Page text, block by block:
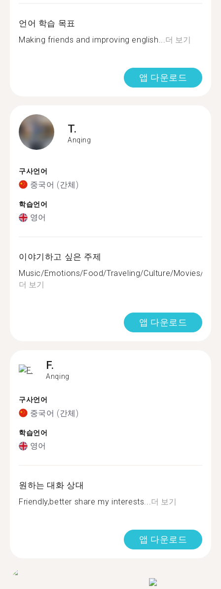
언어 학습 목표
Making friends and improving english...더 보기
앱 다운로드
T.
Anqing
구사언어
중국어 (간체)
학습언어
영어
이야기하고 싶은 주제
Music/Emotions/Food/Traveling/Culture/Movies/
더 보기
앱 다운로드
F.
Anqing
구사언어
중국어 (간체)
학습언어
영어
원하는 대화 상대
Friendly,better share my interests...더 보기
앱 다운로드